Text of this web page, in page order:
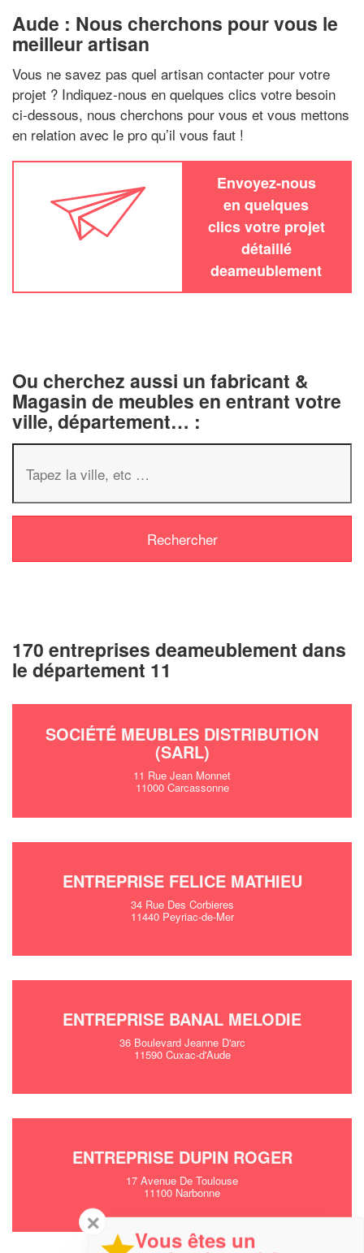
Aude : Nous cherchons pour vous le
meilleur artisan
Vous ne savez pas quel artisan contacter pour votre
projet ? Indiquez-nous en quelques clics votre besoin
ci-dessous, nous cherchons pour vous et vous mettons
en relation avec le pro qu’il vous faut !
Envoyez-nous
en quelques
clics votre projet
détaillé
deameublement
Ou cherchez aussi un fabricant &
Magasin de meubles en entrant votre
ville, département… :
170 entreprises deameublement dans
le département 11
SOCIÉTÉ MEUBLES DISTRIBUTION
(SARL)
11 Rue Jean Monnet
11000 Carcassonne
ENTREPRISE FELICE MATHIEU
34 Rue Des Corbieres
11440 Peyriac-de-Mer
ENTREPRISE BANAL MELODIE
36 Boulevard Jeanne D'arc
11590 Cuxac-d'Aude
ENTREPRISE DUPIN ROGER
17 Avenue De Toulouse
11100 Narbonne
✕
Vous êtes un